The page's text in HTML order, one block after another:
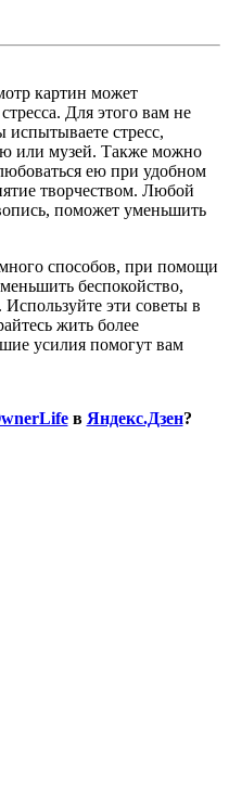
картин может
Для этого вам не
стресс,
или музей. Также можно
ею при удобном
творчеством. Любой
поможет уменьшить
способов, при помощи
беспокойство,
эти советы в
жить более
усилия помогут вам
в Яндекс.Дзен?